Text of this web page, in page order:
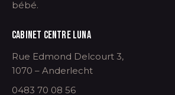
bébé.
CABINET CENTRE LUNA
Rue Edmond Delcourt 3,
1070 – Anderlecht
0483 70 08 56